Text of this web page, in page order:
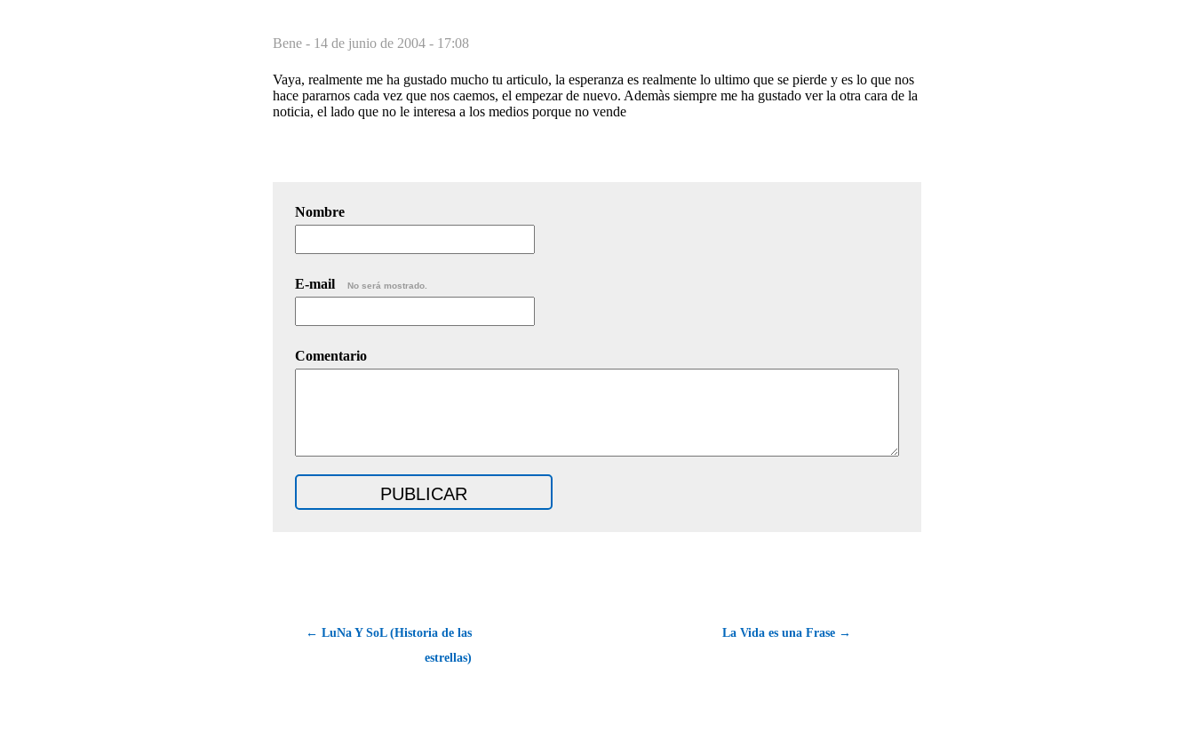
Bene - 14 de junio de 2004 - 17:08
Vaya, realmente me ha gustado mucho tu articulo, la esperanza es realmente lo ultimo que se pierde y es lo que nos
hace pararnos cada vez que nos caemos, el empezar de nuevo. Ademàs siempre me ha gustado ver la otra cara de la
noticia, el lado que no le interesa a los medios porque no vende
Nombre
E-mail No será mostrado.
Comentario
← LuNa Y SoL (Historia de las
estrellas)
La Vida es una Frase →